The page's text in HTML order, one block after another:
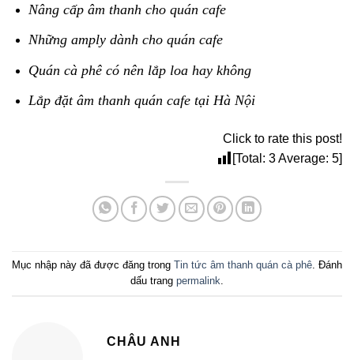
Nâng cấp âm thanh cho quán cafe
Những amply dành cho quán cafe
Quán cà phê có nên lắp loa hay không
Lắp đặt âm thanh quán cafe tại Hà Nội
Click to rate this post!
[Total: 3Average: 5]
Mục nhập này đã được đăng trong Tin tức âm thanh quán cà phê . Đánh
dấu trang permalink
CHÂU ANH